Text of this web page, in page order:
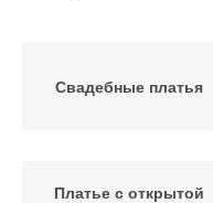
Свадебные платья
Платье с открытой